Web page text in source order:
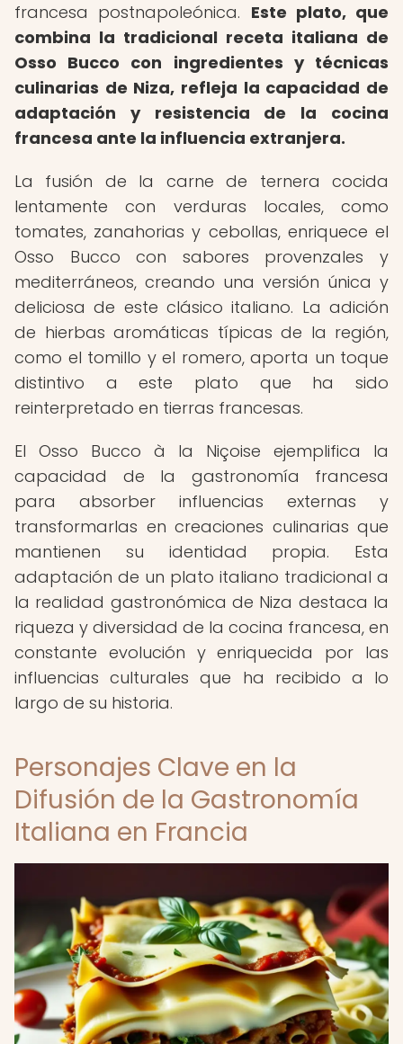
francesa postnapoleónica. Este plato, que
combina la tradicional receta italiana de
Osso Bucco con ingredientes y técnicas
culinarias de Niza, refleja la capacidad de
adaptación y resistencia de la cocina
francesa ante la influencia extranjera.
La fusión de la carne de ternera cocida
lentamente con verduras locales, como
tomates, zanahorias y cebollas, enriquece el
Osso Bucco con sabores provenzales y
mediterráneos, creando una versión única y
deliciosa de este clásico italiano. La adición
de hierbas aromáticas típicas de la región,
como el tomillo y el romero, aporta un toque
distintivo a este plato que ha sido
reinterpretado en tierras francesas.
El Osso Bucco à la Niçoise ejemplifica la
capacidad de la gastronomía francesa
para absorber influencias externas y
transformarlas en creaciones culinarias que
mantienen su identidad propia. Esta
adaptación de un plato italiano tradicional a
la realidad gastronómica de Niza destaca la
riqueza y diversidad de la cocina francesa, en
constante evolución y enriquecida por las
influencias culturales que ha recibido a lo
largo de su historia.
Personajes Clave en la
Difusión de la Gastronomía
Italiana en Francia